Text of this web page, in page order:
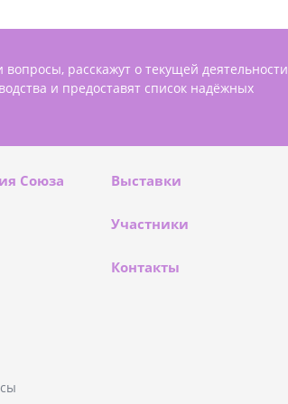
расскажут о текущей деятельности
и предоставят список надёжных
Союза Выставки
Участники
Контакты